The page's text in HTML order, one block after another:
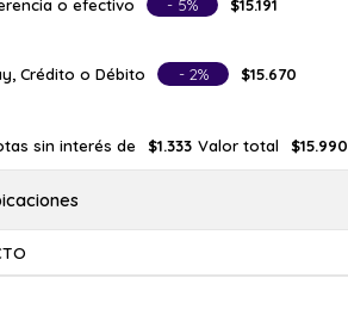
o efectivo - 5% $15.191
Crédito o Débito - 2% $15.670
sin interés de $1.333 Valor total $15.990